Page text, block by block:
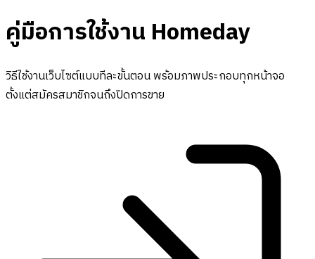
คู่มือการใช้งาน Homeday
วิธีใช้งานเว็บไซต์แบบทีละขั้นตอน พร้อมภาพประกอบทุกหน้าจอ
ตั้งแต่สมัครสมาชิกจนถึงปิดการขาย